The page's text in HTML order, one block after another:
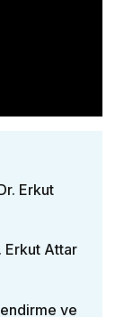
Erkut
Erkut Attar
ve